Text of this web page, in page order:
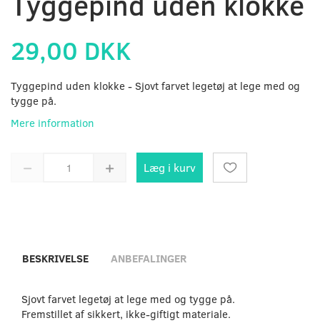
29,00 DKK
Tyggepind uden klokke - Sjovt farvet legetøj at lege med og
tygge på.
Mere information
Læg i kurv
BESKRIVELSE ANBEFALINGER
Sjovt farvet legetøj at lege med og tygge på.
Fremstillet af sikkert, ikke-giftigt materiale.